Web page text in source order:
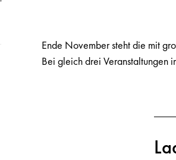
Ende November steht die mit
Bei gleich drei Veranstaltungen